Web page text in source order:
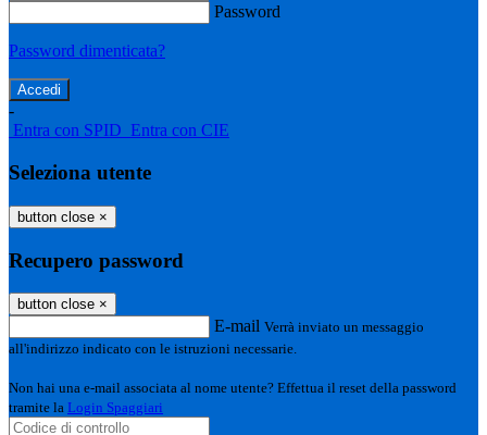
Password
Password dimenticata?
-
Entra con SPID Entra con CIE
Seleziona utente
button close ×
Recupero password
button close ×
E-mail Verrà inviato un messaggio
all'indirizzo indicato con le istruzioni necessarie.
Non hai una e-mail associata al nome utente? Effettua il reset della password
tramite la Login Spaggiari